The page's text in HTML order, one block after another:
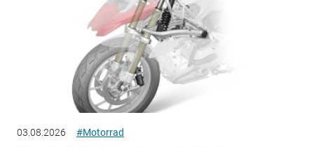
03.08.2026 #Motorrad